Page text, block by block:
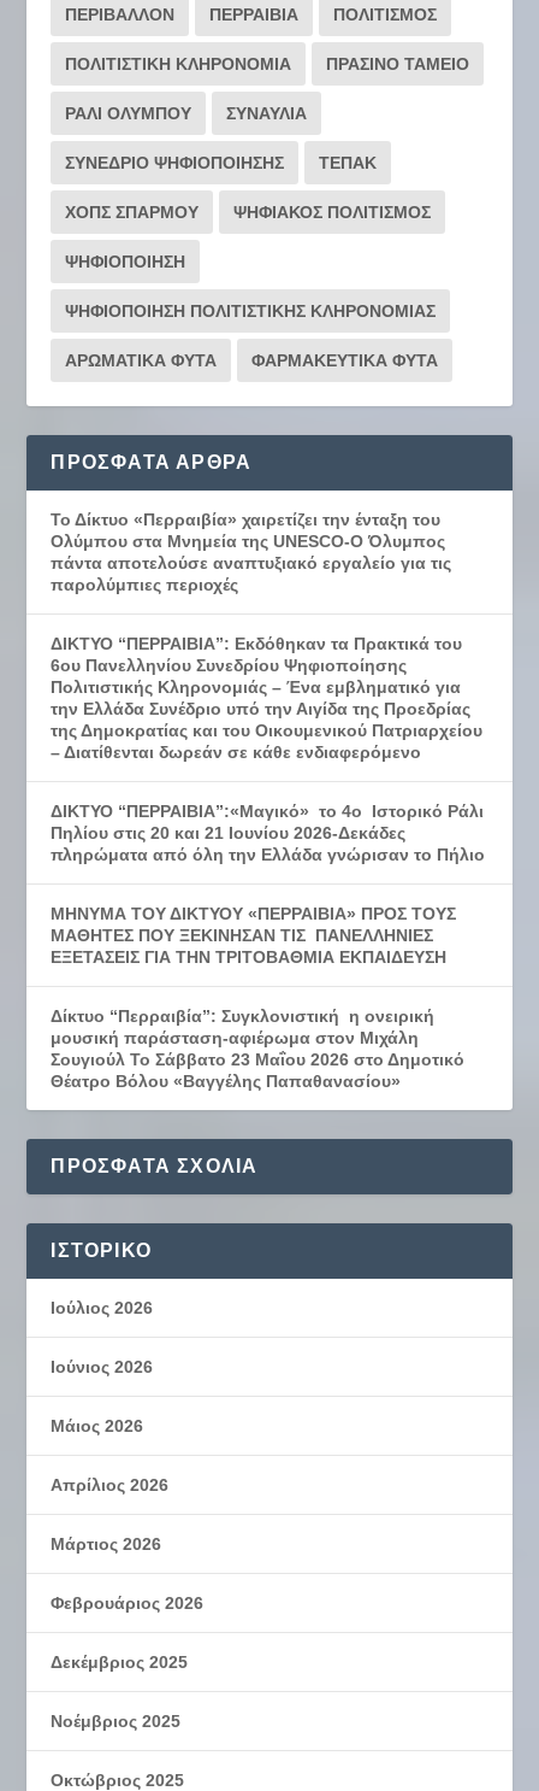
ΠΕΡΙΒΑΛΛΟΝ ΠΕΡΡΑΙΒΙΑ ΠΟΛΙΤΙΣΜΟΣ
ΠΟΛΙΤΙΣΤΙΚΗ ΚΛΗΡΟΝΟΜΙΑ ΠΡΑΣΙΝΟ ΤΑΜΕΙΟ
ΡΆΛΙ ΟΛΎΜΠΟΥ ΣΥΝΑΥΛΙΑ
ΣΥΝΕΔΡΙΟ ΨΗΦΙΟΠΟΙΗΣΗΣ ΤΕΠΑΚ
ΧΟΠΣ ΣΠΑΡΜΟΥ ΨΗΦΙΑΚΟΣ ΠΟΛΙΤΙΣΜΟΣ
ΨΗΦΙΟΠΟΙΗΣΗ
ΨΗΦΙΟΠΟΙΗΣΗ ΠΟΛΙΤΙΣΤΙΚΗΣ ΚΛΗΡΟΝΟΜΙΑΣ
ΑΡΩΜΑΤΙΚΑ ΦΥΤΑ ΦΑΡΜΑΚΕΥΤΙΚΑ ΦΥΤΑ
ΠΡΌΣΦΑΤΑ ΆΡΘΡΑ
Το Δίκτυο «Περραιβία» χαιρετίζει την ένταξη του
Ολύμπου στα Μνημεία της UNESCO-Ο Όλυμπος
πάντα αποτελούσε αναπτυξιακό εργαλείο για τις
παρολύμπιες περιοχές
ΔΙΚΤΥΟ “ΠΕΡΡΑΙΒΙΑ”: Εκδόθηκαν τα Πρακτικά του
6ου Πανελληνίου Συνεδρίου Ψηφιοποίησης
Πολιτιστικής Κληρονομιάς – Ένα εμβληματικό για
την Ελλάδα Συνέδριο υπό την Αιγίδα της Προεδρίας
της Δημοκρατίας και του Οικουμενικού Πατριαρχείου
– Διατίθενται δωρεάν σε κάθε ενδιαφερόμενο
ΔΙΚΤΥΟ “ΠΕΡΡΑΙΒΙΑ”:«Μαγικό» το 4ο Ιστορικό Ράλι
Πηλίου στις 20 και 21 Ιουνίου 2026-Δεκάδες
πληρώματα από όλη την Ελλάδα γνώρισαν το Πήλιο
ΜΗΝΥΜΑ ΤΟΥ ΔΙΚΤΥΟΥ «ΠΕΡΡΑΙΒΙΑ» ΠΡΟΣ ΤΟΥΣ
ΜΑΘΗΤΕΣ ΠΟΥ ΞΕΚΙΝΗΣΑΝ ΤΙΣ ΠΑΝΕΛΛΗΝΙΕΣ
ΕΞΕΤΑΣΕΙΣ ΓΙΑ ΤΗΝ ΤΡΙΤΟΒΑΘΜΙΑ ΕΚΠΑΙΔΕΥΣΗ
Δίκτυο “Περραιβία”: Συγκλονιστική η ονειρική
μουσική παράσταση-αφιέρωμα στον Μιχάλη
Σουγιούλ Το Σάββατο 23 Μαΐου 2026 στο Δημοτικό
Θέατρο Βόλου «Βαγγέλης Παπαθανασίου»
ΠΡΌΣΦΑΤΑ ΣΧΌΛΙΑ
ΙΣΤΟΡΙΚΌ
Ιούλιος 2026
Ιούνιος 2026
Μάιος 2026
Απρίλιος 2026
Μάρτιος 2026
Φεβρουάριος 2026
Δεκέμβριος 2025
Νοέμβριος 2025
Οκτώβριος 2025